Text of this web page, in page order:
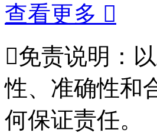
查看更多 
免责说明：
性、准确性和
何保证责任。